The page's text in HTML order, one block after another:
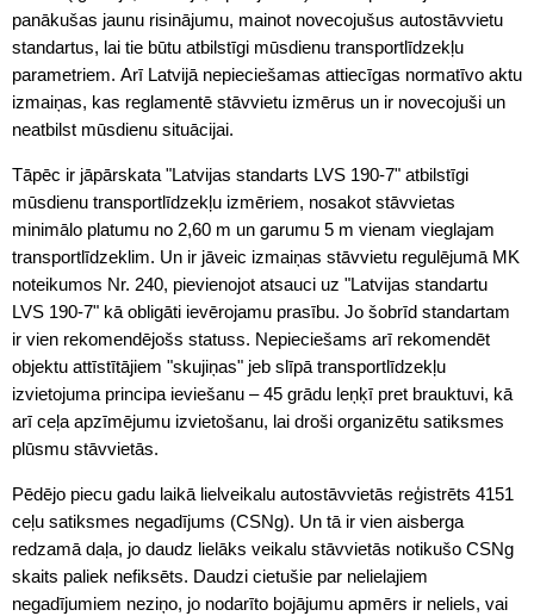
panākušas jaunu risinājumu, mainot novecojušus autostāvvietu
standartus, lai tie būtu atbilstīgi mūsdienu transportlīdzekļu
parametriem. Arī Latvijā nepieciešamas attiecīgas normatīvo aktu
izmaiņas, kas reglamentē stāvvietu izmērus un ir novecojuši un
neatbilst mūsdienu situācijai.
Tāpēc ir jāpārskata "Latvijas standarts LVS 190-7" atbilstīgi
mūsdienu transportlīdzekļu izmēriem, nosakot stāvvietas
minimālo platumu no 2,60 m un garumu 5 m vienam vieglajam
transportlīdzeklim. Un ir jāveic izmaiņas stāvvietu regulējumā MK
noteikumos Nr. 240, pievienojot atsauci uz "Latvijas standartu
LVS 190-7" kā obligāti ievērojamu prasību. Jo šobrīd standartam
ir vien rekomendējošs statuss. Nepieciešams arī rekomendēt
objektu attīstītājiem "skujiņas" jeb slīpā transportlīdzekļu
izvietojuma principa ieviešanu – 45 grādu leņķī pret brauktuvi, kā
arī ceļa apzīmējumu izvietošanu, lai droši organizētu satiksmes
plūsmu stāvvietās.
Pēdējo piecu gadu laikā lielveikalu autostāvvietās reģistrēts 4151
ceļu satiksmes negadījums (CSNg). Un tā ir vien aisberga
redzamā daļa, jo daudz lielāks veikalu stāvvietās notikušo CSNg
skaits paliek nefiksēts. Daudzi cietušie par nelielajiem
negadījumiem neziņo, jo nodarīto bojājumu apmērs ir neliels, vai